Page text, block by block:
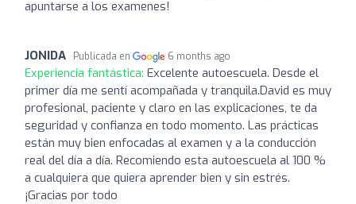
apuntarse a los examenes!
JONIDA Publicada en 6 months ago
Experiencia fantástica: Excelente autoescuela. Desde el
primer día me sentí acompañada y tranquila.David es muy
profesional, paciente y claro en las explicaciones, te da
seguridad y confianza en todo momento. Las prácticas
están muy bien enfocadas al examen y a la conducción
real del día a día. Recomiendo esta autoescuela al 100 %
a cualquiera que quiera aprender bien y sin estrés.
¡Gracias por todo